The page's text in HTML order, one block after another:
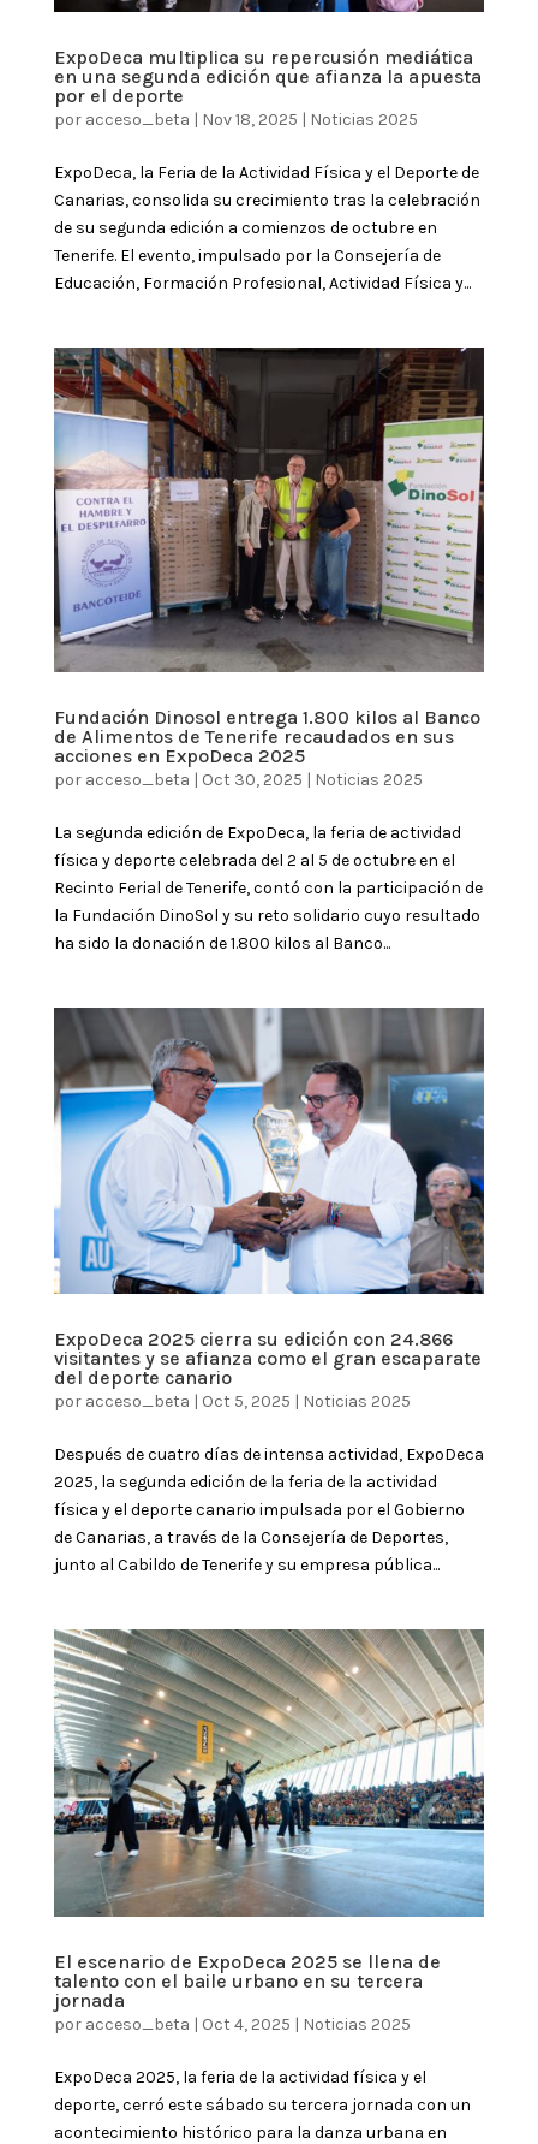
ExpoDeca multiplica su repercusión mediática
en una segunda edición que afianza la apuesta
por el deporte
por acceso_beta | Nov 18, 2025 | Noticias 2025
ExpoDeca, la Feria de la Actividad Física y el Deporte de
Canarias, consolida su crecimiento tras la celebración
de su segunda edición a comienzos de octubre en
Tenerife. El evento, impulsado por la Consejería de
Educación, Formación Profesional, Actividad Física y...
Fundación Dinosol entrega 1.800 kilos al Banco
de Alimentos de Tenerife recaudados en sus
acciones en ExpoDeca 2025
por acceso_beta | Oct 30, 2025 | Noticias 2025
La segunda edición de ExpoDeca, la feria de actividad
física y deporte celebrada del 2 al 5 de octubre en el
Recinto Ferial de Tenerife, contó con la participación de
la Fundación DinoSol y su reto solidario cuyo resultado
ha sido la donación de 1.800 kilos al Banco...
ExpoDeca 2025 cierra su edición con 24.866
visitantes y se afianza como el gran escaparate
del deporte canario
por acceso_beta | Oct 5, 2025 | Noticias 2025
Después de cuatro días de intensa actividad, ExpoDeca
2025, la segunda edición de la feria de la actividad
física y el deporte canario impulsada por el Gobierno
de Canarias, a través de la Consejería de Deportes,
junto al Cabildo de Tenerife y su empresa pública...
El escenario de ExpoDeca 2025 se llena de
talento con el baile urbano en su tercera
jornada
por acceso_beta | Oct 4, 2025 | Noticias 2025
ExpoDeca 2025, la feria de la actividad física y el
deporte, cerró este sábado su tercera jornada con un
acontecimiento histórico para la danza urbana en